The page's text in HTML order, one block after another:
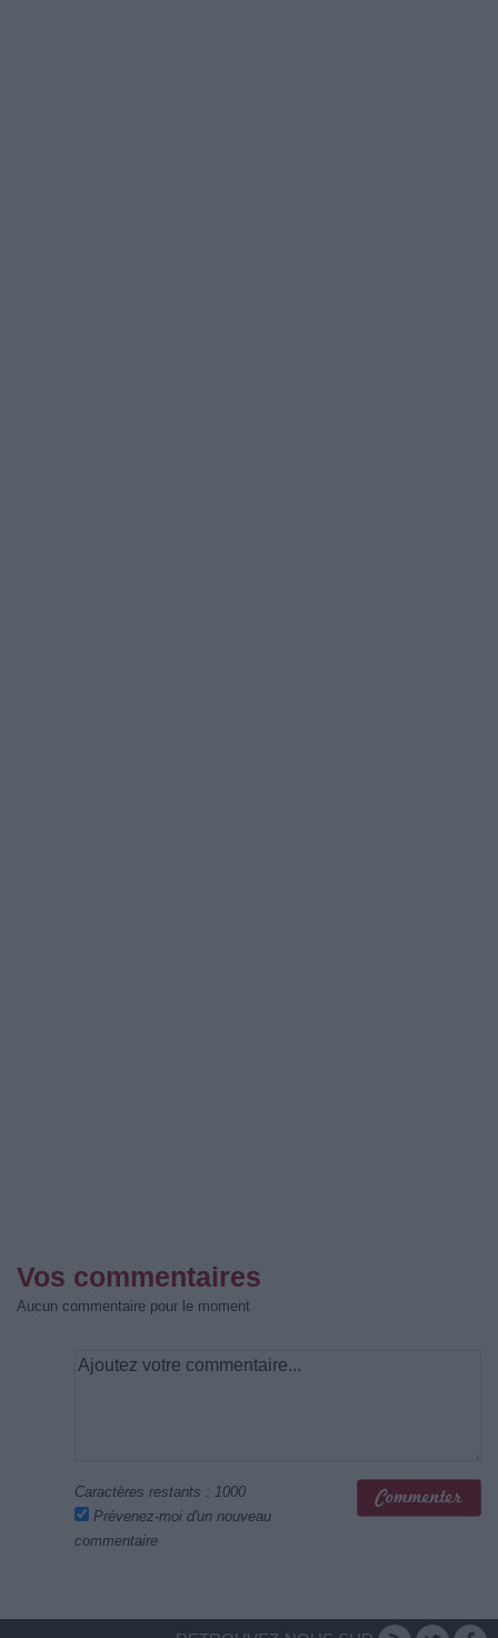
Vos commentaires
Aucun commentaire pour le moment
Caractères restants : 1000
Prévenez-moi d'un nouveau
commentaire